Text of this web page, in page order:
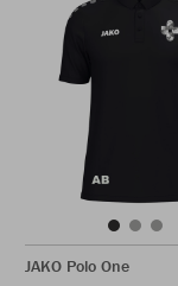
JAKO Polo One